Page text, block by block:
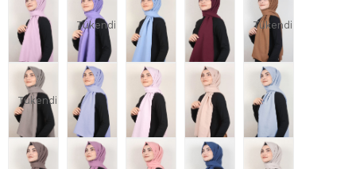
Tükendi Tükendi
Tükendi